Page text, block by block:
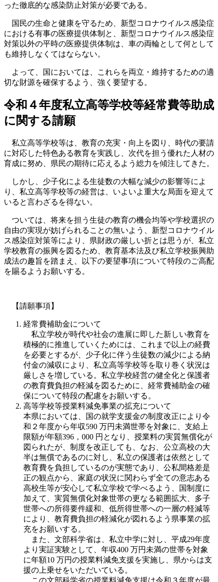
った徹底的な感染防止対策が必要である。
国民の生命と健康を守るため、新型コロナウイルス感染症
における有事の医療提供体制と、新型コロナウイルス感染症
対策以外の平時の医療提供体制は、車の両輪として何として
も維持しなくてはならない。
よって、国においては、これらを両立・維持するための適
切な財源を確保するよう、強く要望する。
令和４年度私立高等学校等経常費等助成
に関する請願
私立高等学校等は、教育の充実・向上を図り、時代の要請
に対応した特色ある教育を実践し、次代を担う優れた人材の
育成に努め、県民の期待に応えるよう総力を傾注してきた。
しかし、少子化による生徒数の大幅な減少の影響等によ
り、私立高等学校等の経営は、いよいよ重大な局面を迎えて
いると言わざるを得ない。
ついては、将来を担う生徒の教育の機会均等や学校選択の
自由の実現が妨げられることの無いよう、新型コロナウイル
ス感染症対策等により、県財政の厳しい折とは思うが、私立
学校教育の振興を図るため、教育基本法及び私立学校振興助
成法の趣旨を踏まえ、以下の要望事項について特段のご高配
を賜るようお願いする。
【請願事項】
経常費補助金について
私立学校が時代や社会の進展に即した新しい教育を
積極的に推進していくためには、これまで以上の経費
を必要とするが、少子化に伴う生徒数の減少による納
付金の減収により、私立高等学校等を取り巻く状況は
厳しさを増している。私立学校経営の健全化と保護者
の教育費負担の軽減を図るために、経常費補助金の確
保について特段の配慮をお願いする。
高等学校等授業料減免事業の拡充について
本県においては、国の就学支援金の制度改正により令
和２年度から年収590 万円未満世帯を対象に、支給上
限額が年額396，000 円となり、授業料の実質無償化が
図られたが、制度を改正しても、なお、公立高校の大
半は無償であるのに対し、私立の保護者は依然として
教育費を負担しているのが実態であり、公私間格差是
正の観点から、家庭の状況に関わらず全ての意志ある
高校生等が安心して私立学校で学べるよう、国制度に
加えて、実質無償化対象世帯の更なる範囲拡大、多子
世帯への所得要件緩和、低所得世帯への一層の軽減等
により、教育費負担の軽減化が図れるよう県事業の拡
充をお願いする。
また、文部科学省は、私立中学に対し、平成29年度
より実証実験として、年収400 万円未満の世帯を対象
に年額10 万円の授業料減免支援を実施し、県からは支
援の上乗せをいただいている。